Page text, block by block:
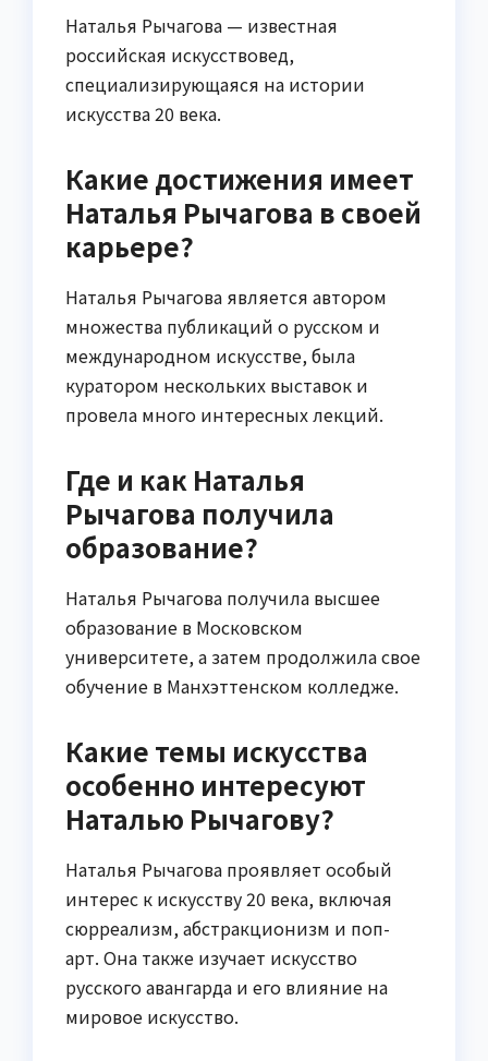
Наталья Рычагова — известная
российская искусствовед,
специализирующаяся на истории
искусства 20 века.
Какие достижения имеет
Наталья Рычагова в своей
карьере?
Наталья Рычагова является автором
множества публикаций о русском и
международном искусстве, была
куратором нескольких выставок и
провела много интересных лекций.
Где и как Наталья
Рычагова получила
образование?
Наталья Рычагова получила высшее
образование в Московском
университете, а затем продолжила свое
обучение в Манхэттенском колледже.
Какие темы искусства
особенно интересуют
Наталью Рычагову?
Наталья Рычагова проявляет особый
интерес к искусству 20 века, включая
сюрреализм, абстракционизм и поп-
арт. Она также изучает искусство
русского авангарда и его влияние на
мировое искусство.